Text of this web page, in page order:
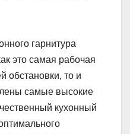
гарнитура
это самая рабочая
обстановки, то и
самые высокие
кухонный